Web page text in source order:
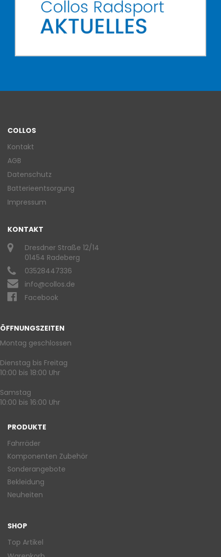
COLLOS
Kontakt
AGB
Datenschutz
Batterieentsorgung
Impressum
KONTAKT
Dresdner Straße 12/14
01454 Radeberg
03528447336
info@collos.de
Facebook
ÖFFNUNGSZEITEN
Montag geschlossen
Dienstag bis Freitag
10:00 bis 18:00 Uhr
Samstag
10:00 bis 16:00 Uhr
PRODUKTE
Fahrräder
Komponenten Zubehör
Sonderangebote
Bekleidung
Neuheiten
SHOP
Top Artikel